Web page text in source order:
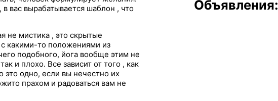
вас вырабатывается шаблон , что
не мистика , это скрытые
какими-то положениями из
подобного, йога вообще этим не
и плохо. Все зависит от того , как
это одно, если вы нечестно их
прахом и радоваться вам не
Объявления: